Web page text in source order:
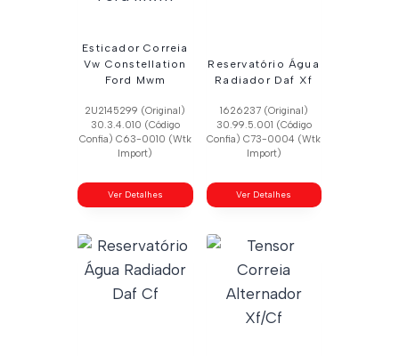
Esticador Correia
Vw Constellation
Ford Mwm
2U2145299 (Original)
30.3.4.010 (Código
Confia) C63-0010 (Wtk
Import)
Ver Detalhes
Reservatório Água
Radiador Daf Xf
1626237 (Original)
30.99.5.001 (Código
Confia) C73-0004 (Wtk
Import)
Ver Detalhes